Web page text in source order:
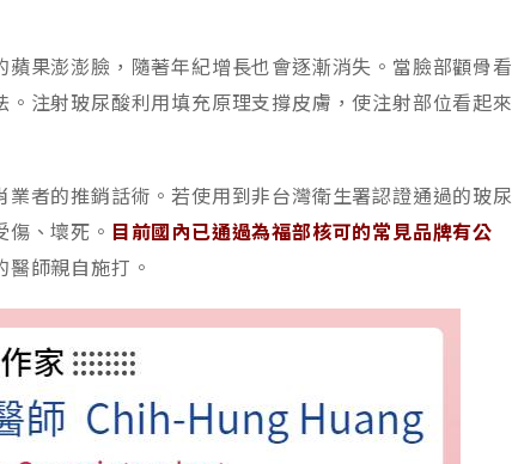
果澎澎臉，隨著年紀增長也會逐漸消失。當臉部顴骨看
注射玻尿酸利用填充原理支撐皮膚，使注射部位看起來
者的推銷話術。若使用到非台灣衛生署認證通過的玻尿
、壞死。 目前國內已通過為福部核可的常見品牌有公
醫師親自施打。